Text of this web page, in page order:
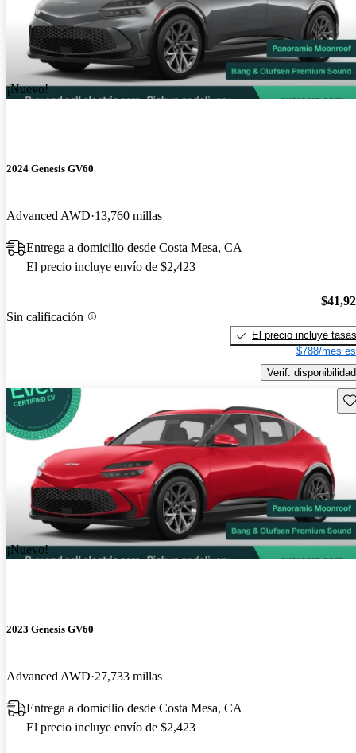
¡Nuevo!
2024 Genesis GV60
Advanced AWD 13,760 millas
Entrega a domicilio desde Costa Mesa, CA
El precio incluye envío de $2,423
Sin calificación
El precio incluye tasas
$788/mes
Verif. disponibilidad
¡Nuevo!
2023 Genesis GV60
Advanced AWD 27,733 millas
Entrega a domicilio desde Costa Mesa, CA
El precio incluye envío de $2,423